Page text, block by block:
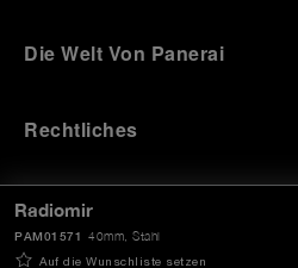
Radiomir
40mm , Stahl
PAM01571
Auf die Wunschliste setzen
Die Welt Von Panerai
Rechtliches
Extras